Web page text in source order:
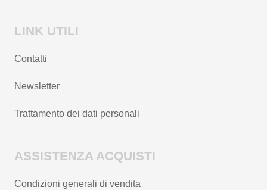
LINK UTILI
Contatti
Newsletter
Trattamento dei dati personali
ASSISTENZA ACQUISTI
Condizioni generali di vendita